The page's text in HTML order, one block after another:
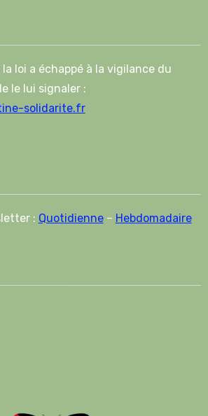
loi a échappé à la vigilance du
le lui signaler :
solidarite.fr
: Quotidienne– Hebdomadaire